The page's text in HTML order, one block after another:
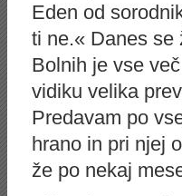
Eden od
ti ne.« Danes se
Bolnih je vse
vidiku velika
Predavam po
hrano in pri njej
že po nekaj